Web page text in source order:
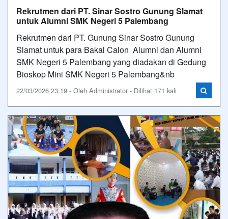
Rekrutmen dari PT. Sinar Sostro Gunung Slamat
untuk Alumni SMK Negeri 5 Palembang
Rekrutmen dari PT. Gunung Sinar Sostro Gunung
Slamat untuk para Bakal Calon Alumni dan Alumni
SMK Negeri 5 Palembang yang diadakan di Gedung
Bioskop Mini SMK Negeri 5 Palembang&nb
22/03/2026 23:19 - Oleh Administrator - Dilihat 171 kali